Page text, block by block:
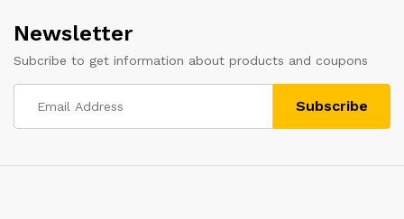
Newsletter
Subcribe to get information about products and coupons